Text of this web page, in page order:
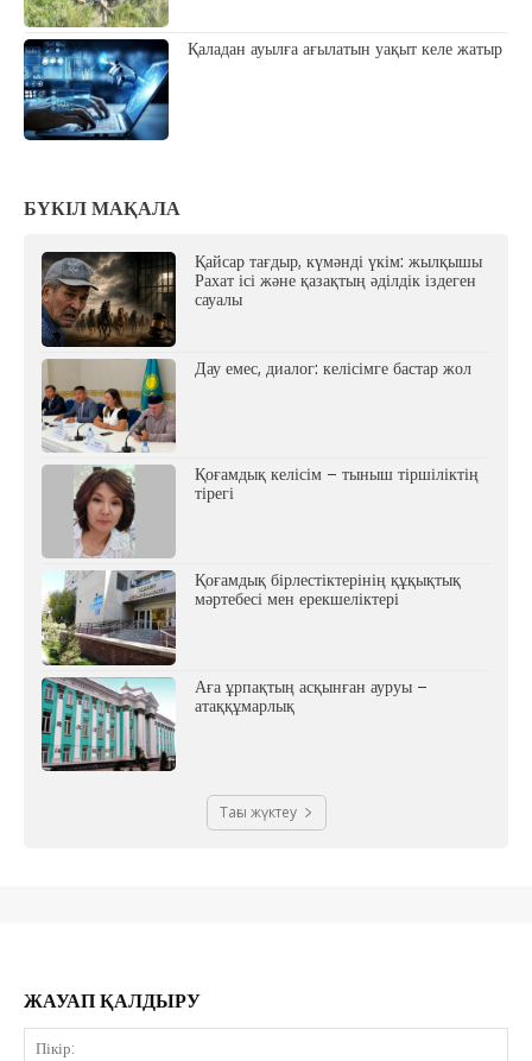
Қаладан ауылға ағылатын уақыт келе жатыр
БҮКІЛ МАҚАЛА
Қайсар тағдыр, күмәнді үкім: жылқышы
Рахат ісі және қазақтың әділдік іздеген
сауалы
Дау емес, диалог: келісімге бастар жол
Қоғамдық келісім – тыныш тіршіліктің
тірегі
Қоғамдық бірлестіктерінің құқықтық
мәртебесі мен ерекшеліктері
Аға ұрпақтың асқынған ауруы –
атаққұмарлық
Тағы жүктеу
ЖАУАП ҚАЛДЫРУ